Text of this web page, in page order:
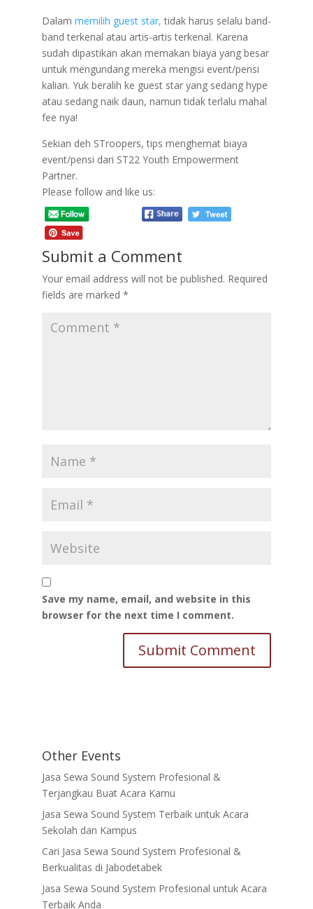
Dalam memilih guest star, tidak harus selalu band-
band terkenal atau artis-artis terkenal. Karena
sudah dipastikan akan memakan biaya yang besar
untuk mengundang mereka mengisi event/pensi
kalian. Yuk beralih ke guest star yang sedang hype
atau sedang naik daun, namun tidak terlalu mahal
fee nya!
Sekian deh STroopers, tips menghemat biaya
event/pensi dari ST22 Youth Empowerment
Partner.
Please follow and like us:
Submit a Comment
Your email address will not be published. Required
fields are marked *
Save my name, email, and website in this
browser for the next time I comment.
Other Events
Jasa Sewa Sound System Profesional &
Terjangkau Buat Acara Kamu
Jasa Sewa Sound System Terbaik untuk Acara
Sekolah dan Kampus
Cari Jasa Sewa Sound System Profesional &
Berkualitas di Jabodetabek
Jasa Sewa Sound System Profesional untuk Acara
Terbaik Anda